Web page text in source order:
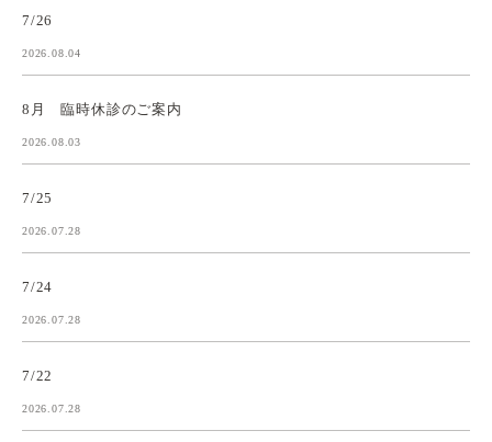
7/26
2026.08.04
8月 臨時休診のご案内
2026.08.03
7/25
2026.07.28
7/24
2026.07.28
7/22
2026.07.28